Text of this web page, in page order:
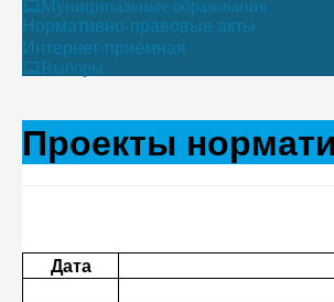
Муниципальные образования
Нормативно-правовые акты
Интернет-приёмная
Выборы
Проекты
Дата